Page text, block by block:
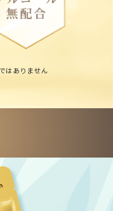
はありません